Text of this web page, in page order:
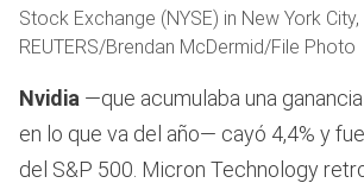
Stock Exchange (NYSE) in New York City,
REUTERS/Brendan McDermid/File Photo
Nvidia —que acumulaba una
en lo que va del año— cayó 4,4% y
del S&P 500. Micron Technology